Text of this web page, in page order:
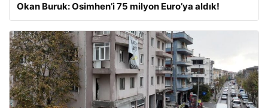
Okan Buruk: Osimhen’i 75 milyon Euro’ya aldık!